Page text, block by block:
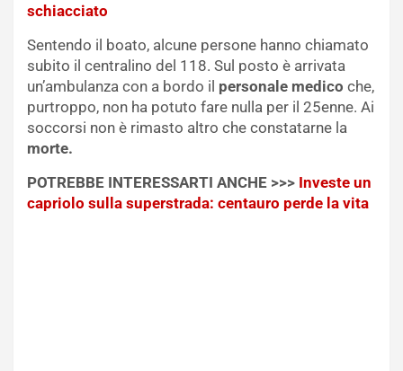
schiacciato
Sentendo il boato, alcune persone hanno chiamato
subito il centralino del 118. Sul posto è arrivata
un’ambulanza con a bordo il personale medico che,
purtroppo, non ha potuto fare nulla per il 25enne. Ai
soccorsi non è rimasto altro che constatarne la
morte.
POTREBBE INTERESSARTI ANCHE >>> Investe un
capriolo sulla superstrada: centauro perde la vita